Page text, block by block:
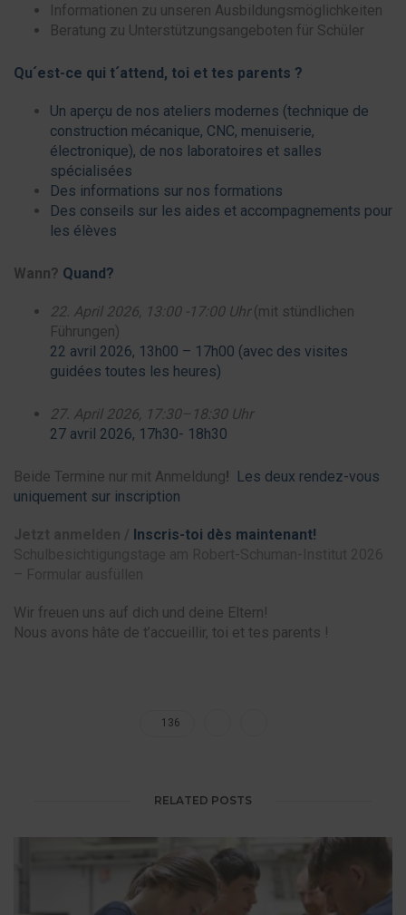
Informationen zu unseren Ausbildungsmöglichkeiten
Beratung zu Unterstützungsangeboten für Schüler
Qu´est-ce qui t´attend, toi et tes parents ?
Un aperçu de nos ateliers modernes (technique de
construction mécanique, CNC, menuiserie,
électronique), de nos laboratoires et salles
spécialisées
Des informations sur nos formations
Des conseils sur les aides et accompagnements pour
les élèves
Wann? Quand?
22. April 2026, 13:00 -17:00 Uhr(mit stündlichen
Führungen)
22 avril 2026, 13h00 – 17h00 (avec des visites
guidées toutes les heures)
27. April 2026, 17:30–18:30 Uhr
27 avril 2026, 17h30- 18h30
Beide Termine nur mit Anmeldung! Les deux rendez-vous
uniquement sur inscription
Inscris-toi dès maintenant!
Wir freuen uns auf dich und deine Eltern!
Nous avons hâte de t’accueillir, toi et tes parents !
136
RELATED POSTS